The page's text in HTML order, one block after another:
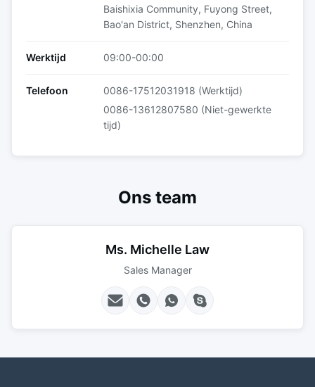
Baishixia Community, Fuyong Street,
Bao'an District, Shenzhen, China
Werktijd 09:00-00:00
Telefoon
0086-17512031918 (Werktijd)
0086-13612807580 (Niet-gewerkte
tijd)
Ons team
Ms. Michelle Law
Sales Manager